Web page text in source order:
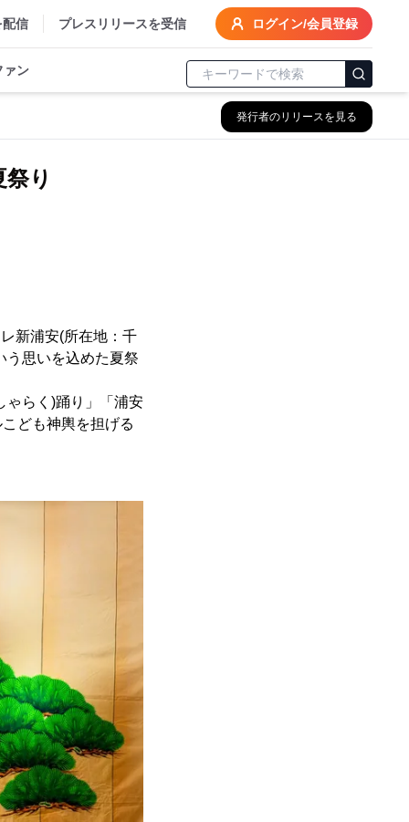
配信 プレスリリースを受信 ログイン/会員登録
ァン
発行者のリリースを見る
祭り
新浦安(所在地：千
う思いを込めた夏祭
ゃらく)踊り」「浦安
ども神輿を担げる